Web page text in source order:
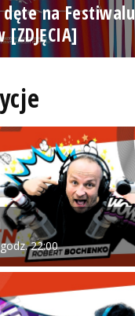
na Festiwalu
22:00